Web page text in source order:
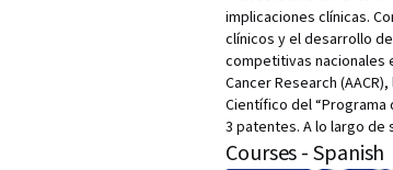
implicaciones clínicas.
clínicos y el desarrollo
competitivas nacionales
Cancer Research
Científico del “Programa
3 patentes. A lo largo
Courses - Spanish